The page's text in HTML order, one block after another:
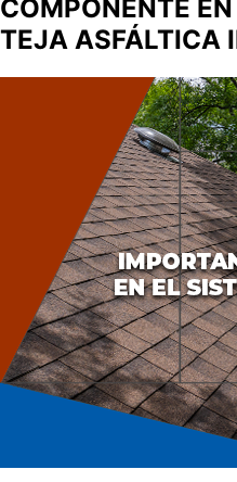
COMPONENTE
TEJA ASFÁLTICA